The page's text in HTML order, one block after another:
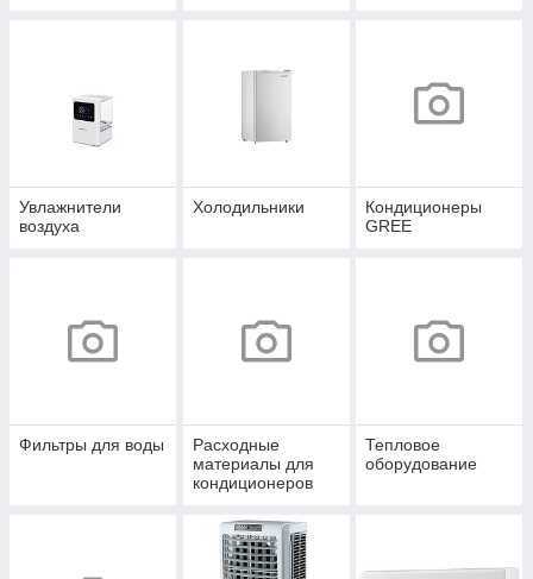
Увлажнители
воздуха
Холодильники
Кондиционеры
GREE
Фильтры для воды
Расходные
материалы для
кондиционеров
Тепловое
оборудование